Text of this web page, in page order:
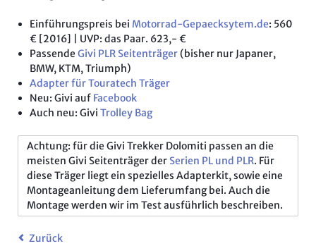
Einführungspreis bei Motorrad-Gepaecksytem.de: 560
€ [2016] | UVP: das Paar. 623,- €
PassendeGivi PLR Seitenträger(bisher nur Japaner,
BMW, KTM, Triumph)
Adapter für Touratech Träger
Neu: Givi auf Facebook
Auch neu: GiviTrolley Bag
Achtung: für die Givi Trekker Dolomiti passen an die
meisten Givi Seitenträger der Serien PL und PLR. Für
diese Träger liegt ein spezielles Adapterkit, sowie eine
Montageanleitung dem Lieferumfang bei. Auch die
Montage werden wir im Test ausführlich beschreiben.
Zurück